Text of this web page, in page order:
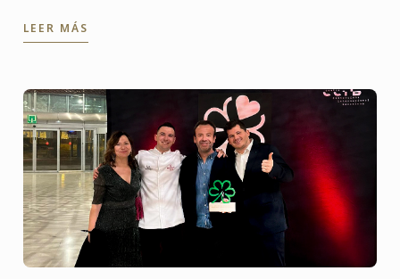
de la Concorde, ...
LEER MÁS